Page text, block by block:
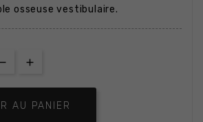
osseuse vestibulaire.
AU PANIER